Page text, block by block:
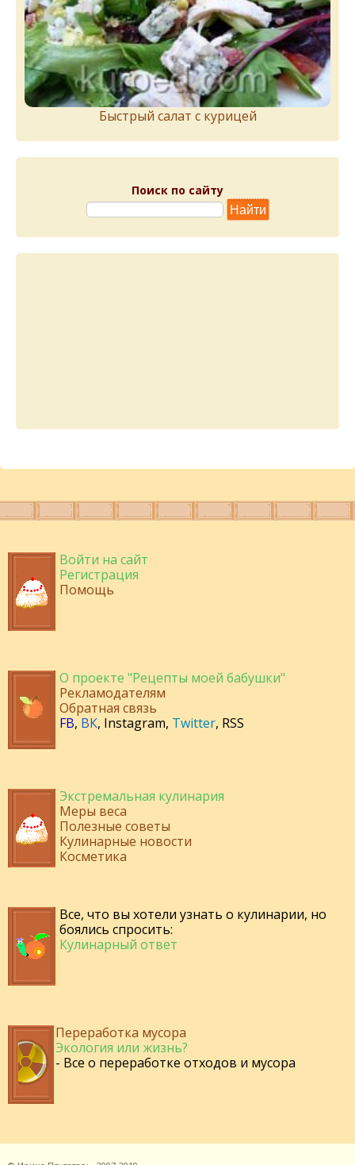
Быстрый салат с курицей
Поиск по сайту
Войти на сайт
Регистрация
Помощь
О проекте "Рецепты моей бабушки"
Рекламодателям
Обратная связь
FB, ВК, Instagram, Twitter, RSS
Экстремальная кулинария
Меры веса
Полезные советы
Кулинарные новости
Косметика
Все, что вы хотели узнать о кулинарии, но
боялись спросить:
Кулинарный ответ
Переработка мусора
Экология или жизнь?
- Все о переработке отходов и мусора